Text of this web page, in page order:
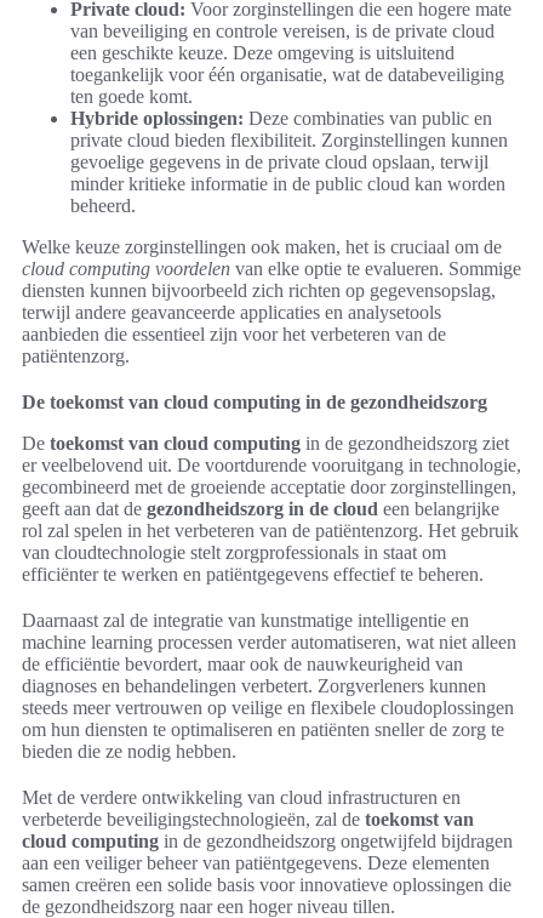
Private cloud: Voor zorginstellingen die een hogere mate
van beveiliging en controle vereisen, is de private cloud
een geschikte keuze. Deze omgeving is uitsluitend
toegankelijk voor één organisatie, wat de databeveiliging
ten goede komt.
Hybride oplossingen: Deze combinaties van public en
private cloud bieden flexibiliteit. Zorginstellingen kunnen
gevoelige gegevens in de private cloud opslaan, terwijl
minder kritieke informatie in de public cloud kan worden
beheerd.
Welke keuze zorginstellingen ook maken, het is cruciaal om de
cloud computing voordelen van elke optie te evalueren. Sommige
diensten kunnen bijvoorbeeld zich richten op gegevensopslag,
terwijl andere geavanceerde applicaties en analysetools
aanbieden die essentieel zijn voor het verbeteren van de
patiëntenzorg.
De toekomst van cloud computing in de gezondheidszorg
De toekomst van cloud computing in de gezondheidszorg ziet
er veelbelovend uit. De voortdurende vooruitgang in technologie,
gecombineerd met de groeiende acceptatie door zorginstellingen,
geeft aan dat de gezondheidszorg in de cloud een belangrijke
rol zal spelen in het verbeteren van de patiëntenzorg. Het gebruik
van cloudtechnologie stelt zorgprofessionals in staat om
efficiënter te werken en patiëntgegevens effectief te beheren.
Daarnaast zal de integratie van kunstmatige intelligentie en
machine learning processen verder automatiseren, wat niet alleen
de efficiëntie bevordert, maar ook de nauwkeurigheid van
diagnoses en behandelingen verbetert. Zorgverleners kunnen
steeds meer vertrouwen op veilige en flexibele cloudoplossingen
om hun diensten te optimaliseren en patiënten sneller de zorg te
bieden die ze nodig hebben.
Met de verdere ontwikkeling van cloud infrastructuren en
verbeterde beveiligingstechnologieën, zal de toekomst van
cloud computing in de gezondheidszorg ongetwijfeld bijdragen
aan een veiliger beheer van patiëntgegevens. Deze elementen
samen creëren een solide basis voor innovatieve oplossingen die
de gezondheidszorg naar een hoger niveau tillen.